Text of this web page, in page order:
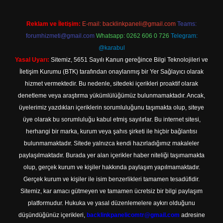
Reklam ve İletişim: E-mail: backlinkpaneli@gmail.com Teams:
forumhizmeti@gmail.com Whatsapp: 0262 606 0 726 Telegram:
@karabul
Yasal Uyarı: Sitemiz, 5651 Sayılı Kanun gereğince Bilgi Teknolojileri ve
İletişim Kurumu (BTK) tarafından onaylanmış bir Yer Sağlayıcı olarak
hizmet vermektedir. Bu nedenle, sitedeki içerikleri proaktif olarak
denetleme veya araştırma yükümlülüğümüz bulunmamaktadır. Ancak,
üyelerimiz yazdıkları içeriklerin sorumluluğunu taşımakta olup, siteye
üye olarak bu sorumluluğu kabul etmiş sayılırlar. Bu internet sitesi,
herhangi bir marka, kurum veya şahıs şirketi ile hiçbir bağlantısı
bulunmamaktadır. Sitede yalnızca kendi hazırladığımız makaleler
paylaşılmaktadır. Burada yer alan içerikler haber niteliği taşımamakta
olup, gerçek kurum ve kişiler hakkında paylaşım yapılmamaktadır.
Gerçek kurum ve kişiler ile isim benzerlikleri tamamen tesadüfidir.
Sitemiz, kar amacı gütmeyen ve tamamen ücretsiz bir bilgi paylaşım
platformudur. Hukuka ve yasal düzenlemelere aykırı olduğunu
düşündüğünüz içerikleri, backlinkpanelicomtr@gmail.com adresine